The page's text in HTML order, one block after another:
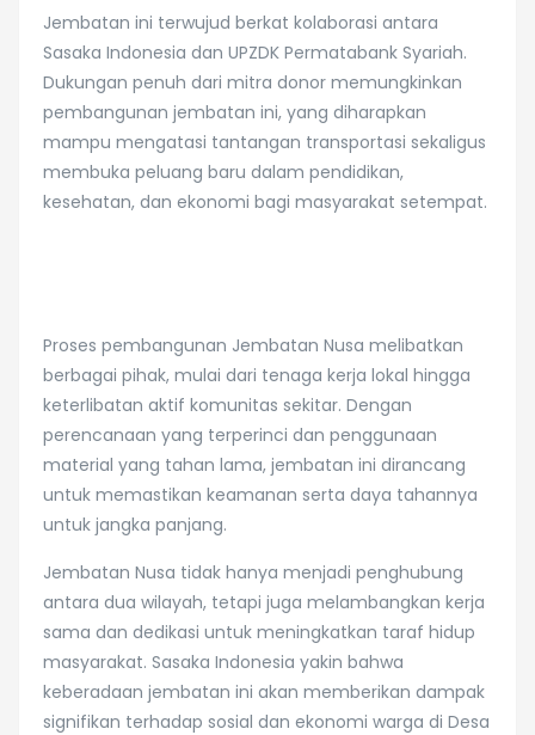
Jembatan ini terwujud berkat kolaborasi antara
Sasaka Indonesia dan UPZDK Permatabank Syariah.
Dukungan penuh dari mitra donor memungkinkan
pembangunan jembatan ini, yang diharapkan
mampu mengatasi tantangan transportasi sekaligus
membuka peluang baru dalam pendidikan,
kesehatan, dan ekonomi bagi masyarakat setempat.
Proses pembangunan Jembatan Nusa melibatkan
berbagai pihak, mulai dari tenaga kerja lokal hingga
keterlibatan aktif komunitas sekitar. Dengan
perencanaan yang terperinci dan penggunaan
material yang tahan lama, jembatan ini dirancang
untuk memastikan keamanan serta daya tahannya
untuk jangka panjang.
Jembatan Nusa tidak hanya menjadi penghubung
antara dua wilayah, tetapi juga melambangkan kerja
sama dan dedikasi untuk meningkatkan taraf hidup
masyarakat. Sasaka Indonesia yakin bahwa
keberadaan jembatan ini akan memberikan dampak
signifikan terhadap sosial dan ekonomi warga di Desa